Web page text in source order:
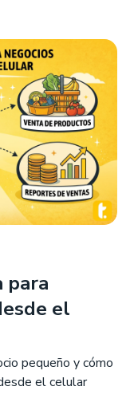
para
el
pequeño y cómo
el celular